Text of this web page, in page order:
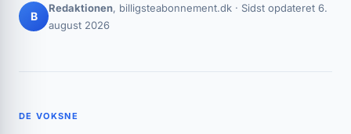
B
Redaktionen, billigsteabonnement.dk · Sidst opdateret 6.
august 2026
DE VOKSNE